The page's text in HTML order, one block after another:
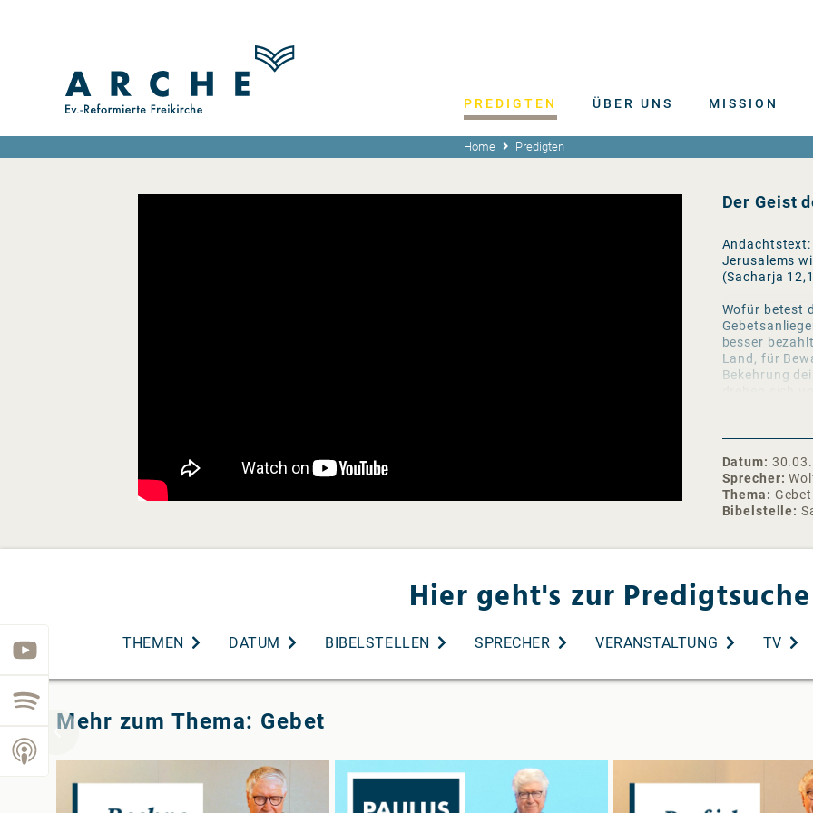
PREDIGTEN ÜBER UNS MISSION
Home Predigten
Der Geist
Andachtstext:
Jerusalems
(Sacharja
Wofür betest
besser
Land, für
Bekehrung
dabei gibt es
Jeden
Pastor
❯❯ Das
https://
wort-
#ArcheTV
Datum
Sprecher
Thema
Gebet
Bibelstelle
Hier geht's zur Predigtsuche
THEMEN DATUM BIBELSTELLEN SPRECHER VERANSTALTUNG TV
Mehr zum Thema: Gebet